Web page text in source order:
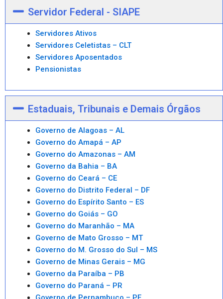
Servidor Federal - SIAPE
Servidores Ativos
Servidores Celetistas – CLT
Servidores Aposentados
Pensionistas
Estaduais, Tribunais e Demais Órgãos
Governo de Alagoas – AL
Governo do Amapá – AP
Governo do Amazonas – AM
Governo da Bahia – BA
Governo do Ceará – CE
Governo do Distrito Federal – DF
Governo do Espírito Santo – ES
Governo do Goiás – GO
Governo do Maranhão – MA
Governo de Mato Grosso – MT
Governo do M. Grosso do Sul – MS
Governo de Minas Gerais – MG
Governo da Paraíba – PB
Governo do Paraná – PR